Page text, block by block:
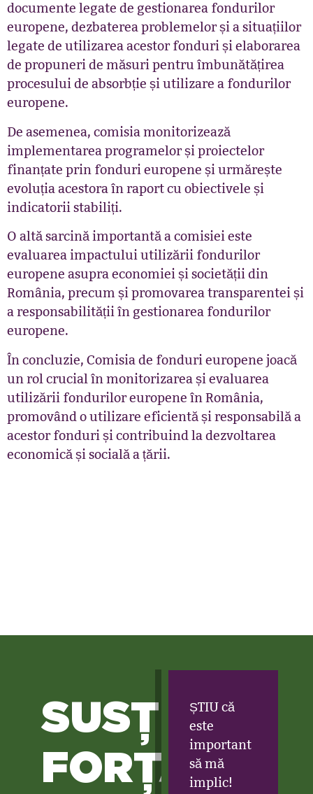
documente legate de gestionarea fondurilor
europene, dezbaterea problemelor și a situațiilor
legate de utilizarea acestor fonduri și elaborarea
de propuneri de măsuri pentru îmbunătățirea
procesului de absorbție și utilizare a fondurilor
europene.
De asemenea, comisia monitorizează
implementarea programelor și proiectelor
finanțate prin fonduri europene și urmărește
evoluția acestora în raport cu obiectivele și
indicatorii stabiliți.
O altă sarcină importantă a comisiei este
evaluarea impactului utilizării fondurilor
europene asupra economiei și societății din
România, precum și promovarea transparentei și
a responsabilității în gestionarea fondurilor
europene.
În concluzie, Comisia de fonduri europene joacă
un rol crucial în monitorizarea și evaluarea
utilizării fondurilor europene în România,
promovând o utilizare eficientă și responsabilă a
acestor fonduri și contribuind la dezvoltarea
economică și socială a țării.
SUSȚINE
FORȚA
ȘTIU că
este
important
să mă
implic!